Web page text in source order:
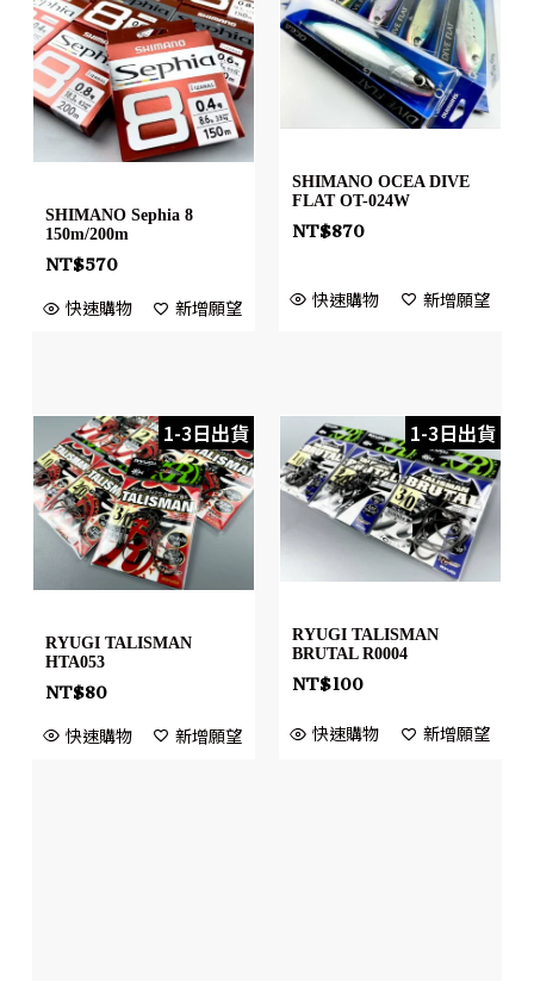
SHIMANO Sephia 8
150m/200m
NT$570
快速購物 新增願望
SHIMANO OCEA DIVE
FLAT OT-024W
NT$870
快速購物 新增願望
1-3日出貨
RYUGI TALISMAN
HTA053
NT$80
快速購物 新增願望
1-3日出貨
RYUGI TALISMAN
BRUTAL R0004
NT$100
快速購物 新增願望